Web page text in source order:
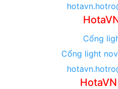
Cổng
Cổng light